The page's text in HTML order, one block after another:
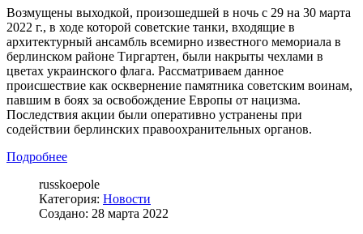
Возмущены выходкой, произошедшей в ночь с 29 на 30 марта
2022 г., в ходе которой советские танки, входящие в
архитектурный ансамбль всемирно известного мемориала в
берлинском районе Тиргартен, были накрыты чехлами в
цветах украинского флага. Рассматриваем данное
происшествие как осквернение памятника советским воинам,
павшим в боях за освобождение Европы от нацизма.
Последствия акции были оперативно устранены при
содействии берлинских правоохранительных органов.
Подробнее
russkoepole
Категория: Новости
Создано: 28 марта 2022